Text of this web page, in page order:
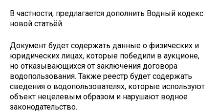
В частности, предлагается дополнить Водный кодекс
новой статьёй.
Документ будет содержать данные о физических и
юридических лицах, которые победили в аукционе,
но отказывающихся от заключения договора
водопользования. Также реестр будет содержать
сведения о водопользователях, которые используют
объект нецелевым образом и нарушают водное
законодательство.